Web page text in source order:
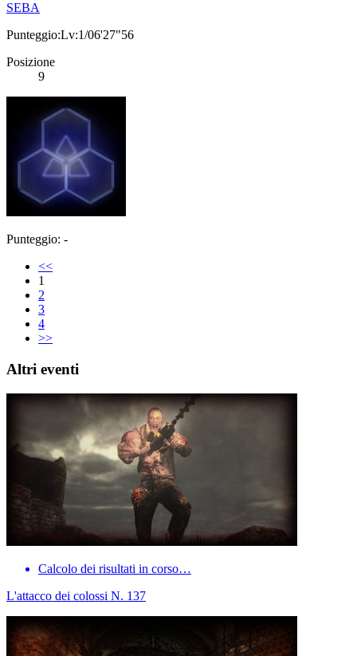
SEBA
Punteggio:Lv:1/06'27"56
Posizione
9
Punteggio: -
<<
1
2
3
4
>>
Altri eventi
Calcolo dei risultati in corso…
L'attacco dei colossi N. 137